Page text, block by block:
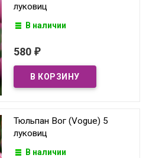
луковиц
В наличии
580 ₽
Тюльпан Вог (Vogue) 5
луковиц
В наличии